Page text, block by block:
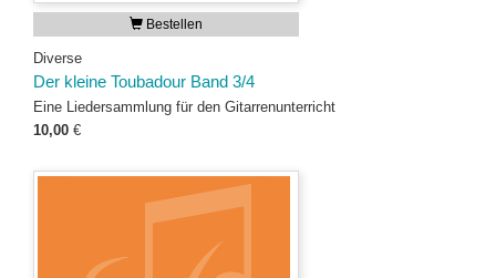
Bestellen
Diverse
Der kleine Toubadour Band 3/4
Eine Liedersammlung für den Gitarrenunterricht
10,00 €